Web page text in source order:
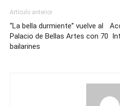
Artículo anterior
“La bella durmiente” vuelve al
Palacio de Bellas Artes con 70
bailarines